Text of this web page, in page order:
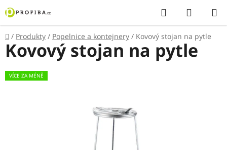
Přejít
na
obsah
Hledat
KOŠÍK
Domů
/ Produkty / Popelnice a kontejnery / Kovový stojan na pytle
Kovový stojan na pytle
VÍCE ZA MÉNĚ